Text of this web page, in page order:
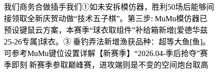
我们商务合做插手我们①如未安拆模仿器，胜利50场后能够间
接领取全新庆贺动做“技术五子棋”。第三步: MuMu模仿器已
预设键鼠云方案，本赛季“球衣取组件”补给箱新增[爱德华兹
25-26专属]球衣。③ 垂钓弄法新增渔获品种：超等大鱼[鱼]。
可参考MuMu键位设置详解【新赛季】“2026.04-季后抢夺”赛
季即刻 新赛季参取巅峰赛，进攻端则是不变的空间炮台取高